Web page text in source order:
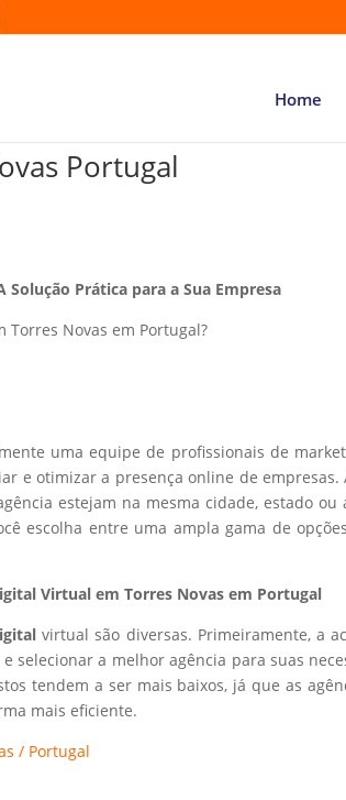
Home
Portugal
Solução Prática para a Sua Empresa
Novas em Portugal?
uma equipe de profissionais de
e otimizar a presença online de empresas.
estejam na mesma cidade, estado ou
escolha entre uma ampla gama de
Virtual em Torres Novas em Portugal
virtual são diversas. Primeiramente, a
selecionar a melhor agência para suas
tendem a ser mais baixos, já que as
mais eficiente.
/ Portugal